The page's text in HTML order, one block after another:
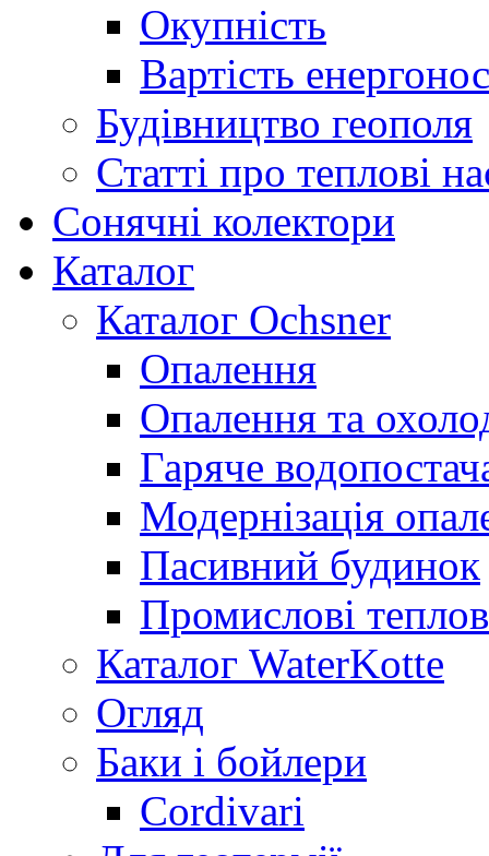
Окупність
Вартість
Будівництво геополя
Статті про теплові
Сонячні колектори
Каталог
Каталог Ochsner
Опалення
Опалення та
Гаряче
Модернізація
Пасивний будинок
Промислові
Каталог WaterKotte
Огляд
Баки і бойлери
Cordivari